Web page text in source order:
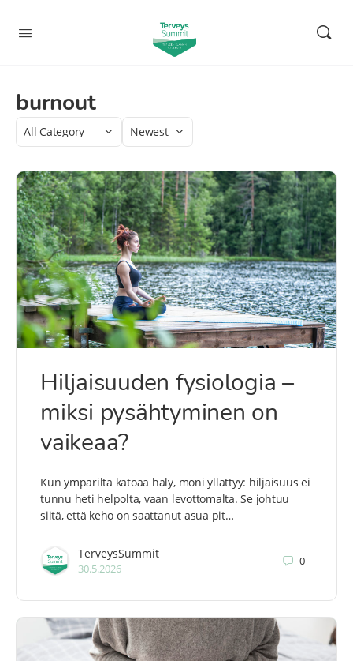
burnout
Category
Sort
Hiljaisuuden fysiologia –
miksi pysähtyminen on
vaikeaa?
Kun ympäriltä katoaa häly, moni yllättyy: hiljaisuus ei
tunnu heti helpolta, vaan levottomalta. Se johtuu
siitä, että keho on saattanut asua pit…
TerveysSummit
30.5.2026
0